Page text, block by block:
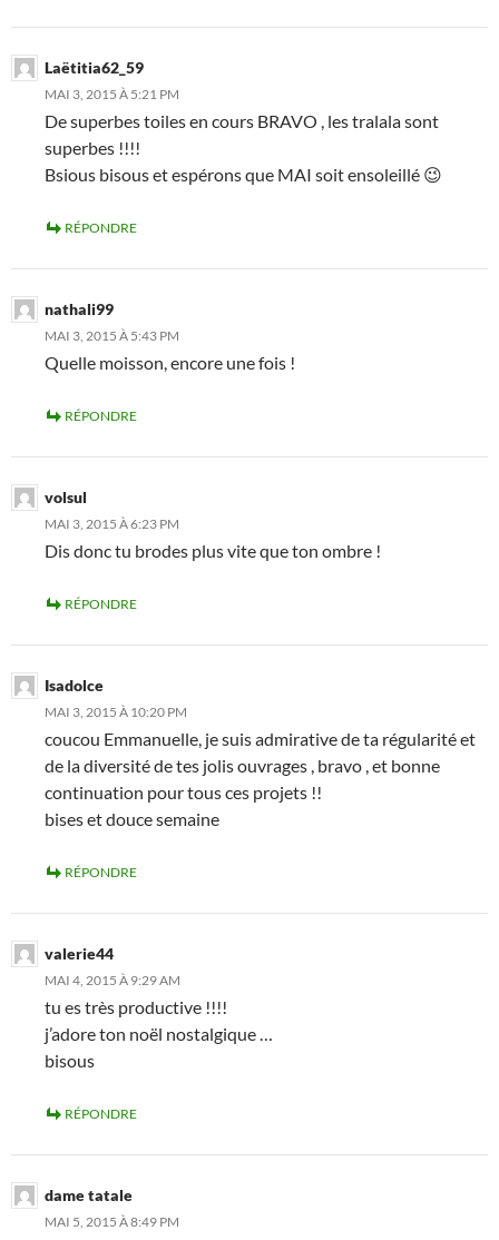
Laëtitia62_59
MAI 3, 2015 À 5:21 PM
De superbes toiles en cours BRAVO , les tralala sont
superbes !!!!
Bsious bisous et espérons que MAI soit ensoleillé 😉
RÉPONDRE
nathali99
MAI 3, 2015 À 5:43 PM
Quelle moisson, encore une fois !
RÉPONDRE
volsul
MAI 3, 2015 À 6:23 PM
Dis donc tu brodes plus vite que ton ombre !
RÉPONDRE
Isadolce
MAI 3, 2015 À 10:20 PM
coucou Emmanuelle, je suis admirative de ta régularité et
de la diversité de tes jolis ouvrages , bravo , et bonne
continuation pour tous ces projets !!
bises et douce semaine
RÉPONDRE
valerie44
MAI 4, 2015 À 9:29 AM
tu es très productive !!!!
j’adore ton noël nostalgique …
bisous
RÉPONDRE
dame tatale
MAI 5, 2015 À 8:49 PM